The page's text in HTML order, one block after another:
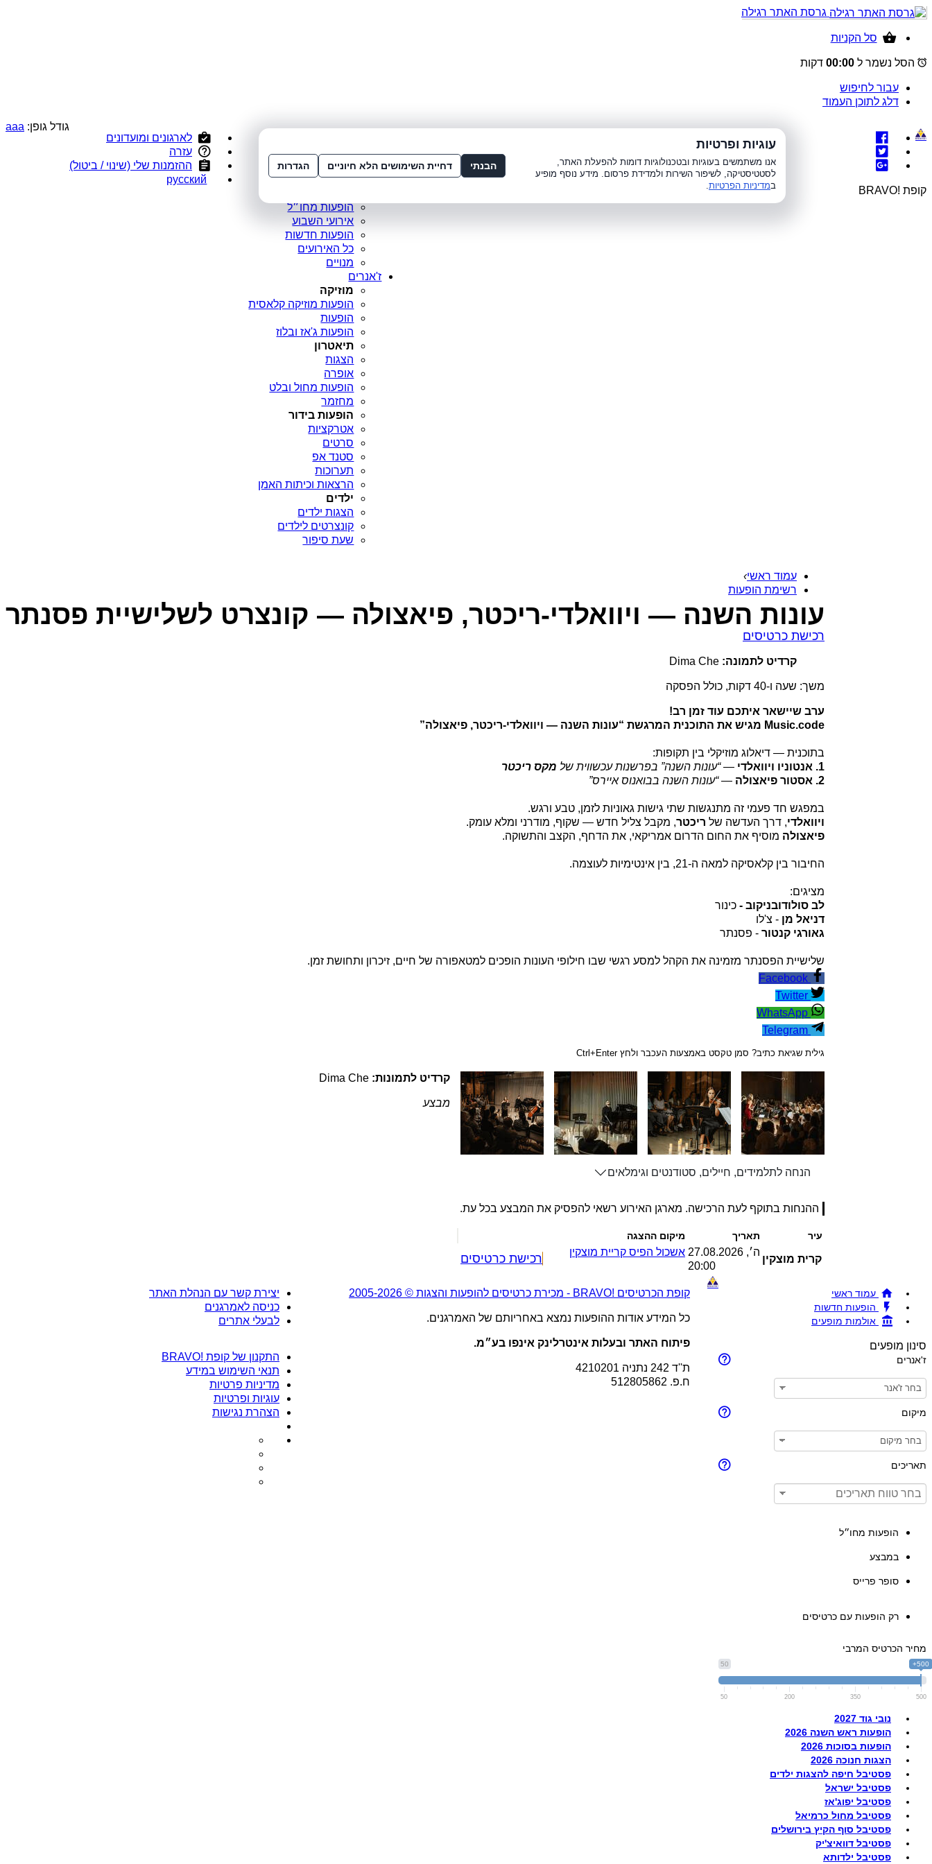
גרסת האתר רגילה
סל הקניות
הסל נשמר ל 00:00 דקות
עבור לחיפוש
דלג לתוכן העמוד
גודל גופן: aaa
קופת !BRAVO
עמוד ראשי
סופר פרייס
מופעים מומלצים
הופעות מחו״ל
אירועי השבוע
הופעות חדשות
כל האירועים
מנויים
ז'אנרים
מוזיקה
הופעות מוזיקה קלאסית
הופעות
הופעות ג'אז ובלוז
תיאטרון
הצגות
אופרה
הופעות מחול ובלט
מחזמר
הופעות בידור
אטרקציות
סרטים
סטנד אפ
תערוכות
הרצאות וכיתות האמן
ילדים
הצגות ילדים
קונצרטים לילדים
שעת סיפור
לארגונים ומועדונים
עזרה
ההזמנות שלי (שינוי / ביטול)
русский
עמוד ראשי›
רשימת הופעות
עונות השנה — ויוואלדי-ריכטר, פיאצולה — קונצרט לשלישיית פסנתר
רכישת כרטיסים
קרדיט לתמונה:
משך: שעה ו-40 דקות, כולל הפסקה
ערב שיישאר איתכם עוד זמן רב!
Music.code מגיש את התוכנית המרגשת “עונות השנה — ויוואלדי-ריכטר, פיאצולה”
בתוכנית — דיאלוג מוזיקלי בין תקופות:
1. אנטוניו ויוואלדי
—“עונות השנה” בפרשנות עכשווית של מקס ריכטר
2. אסטור פיאצולה
—“עונות השנה בבואנוס איירס”
במפגש חד פעמי זה מתנגשות שתי גישות גאוניות לזמן, טבע ורגש.
ויוואלדי, דרך העדשה של ריכטר, מקבל צליל חדש — שקוף, מודרני ומלא עומק.
פיאצולה מוסיף את החום הדרום אמריקאי, את הדחף, הקצב והתשוקה.
החיבור בין קלאסיקה למאה ה-21, בין אינטימיות לעוצמה.
מציגים:
לב סולודובניקוב - כינור
דניאל מן - צ'לו
גאורגי קנטור - פסנתר
שלישיית הפסנתר מזמינה את הקהל למסע רגשי שבו חילופי העונות הופכים למטאפורה של חיים, זיכרון ותחושת זמן.
גילית שגיאת כתיב? סמן טקסט באמצעות העכבר ולחץ Ctrl+Enter
קרדיט לתמונות:
מבצע
הנחה לתלמידים, חיילים, סטודנטים וגימלאים
ההנחות בתוקף לעת הרכישה. מארגן האירוע רשאי להפסיק את המבצע בכל עת.
עיר תאריך מיקום ההצגה
קרית מוצקין
ה׳, 27.08.2026
20:00
אשכול הפיס קריית מוצקין רכישת כרטיסים
עמוד ראשי
הופעות חדשות
אולמות מופעים
סינון מופעים
ז'אנרים
מיקום
תאריכים
הופעות מחו״ל
במבצע
סופר פרייס
רק הופעות עם כרטיסים
מחיר הכרטיס המרבי
50 500+
50 200 350 500
נובי גוד 2027
הופעות ראש השנה 2026
הופעות בסוכות 2026
הצגות חנוכה 2026
פסטיבל חיפה להצגות ילדים
פסטיבל ישראל
פסטיבל יפוג'אז
פסטיבל מחול כרמיאל
פסטיבל סוף הקיץ בירושלים
פסטיבל דוואיצ'יק
פסטיבל ילדותא
קופת הכרטיסים !BRAVO - מכירת כרטיסים להופעות והצגות © 2005-2026
כל המידע אודות ההופעות נמצא באחריותם של האמרגנים.
פיתוח האתר ובעלות אינטרלינק אינפו בע״מ.
ת''ד 242 נתניה 4210201
ח.פ. 512805862
יצירת קשר עם הנהלת האתר
כניסה לאמרגנים
לבעלי אתרים
התקנון של קופת !BRAVO
תנאי השימוש במידע
מדיניות פרטיות
עוגיות ופרטיות
הצהרת נגישות
עוגיות ופרטיות
אנו משתמשים בעוגיות ובטכנולוגיות דומות להפעלת האתר,
לסטטיסטיקה, לשיפור השירות ולמדידת פרסום. מידע נוסף מופיע
במדיניות הפרטיות
הבנתי דחיית השימושים הלא חיוניים הגדרות